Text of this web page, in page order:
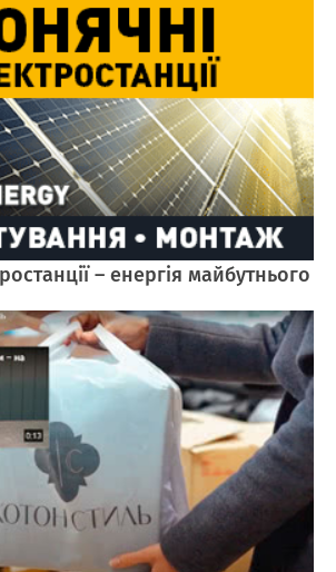
– енергія майбутнього